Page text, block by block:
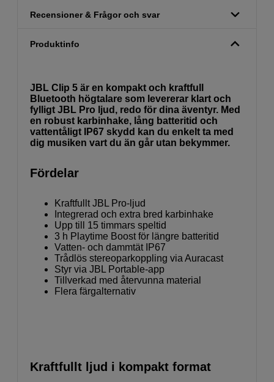
Recensioner & Frågor och svar
Produktinfo
JBL Clip 5 är en kompakt och kraftfull
Bluetooth högtalare som levererar klart och
fylligt JBL Pro ljud, redo för dina äventyr. Med
en robust karbinhake, lång batteritid och
vattentåligt IP67 skydd kan du enkelt ta med
dig musiken vart du än går utan bekymmer.
Fördelar
Kraftfullt JBL Pro-ljud
Integrerad och extra bred karbinhake
Upp till 15 timmars speltid
3 h Playtime Boost för längre batteritid
Vatten- och dammtät IP67
Trådlös stereoparkoppling via Auracast
Styr via JBL Portable-app
Tillverkad med återvunna material
Flera färgalternativ
Kraftfullt ljud i kompakt format